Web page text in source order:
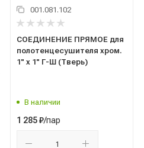
001.081.102
СОЕДИНЕНИЕ ПРЯМОЕ для
полотенцесушителя хром.
1" х 1" Г-Ш (Тверь)
В наличии
1 285₽/пар